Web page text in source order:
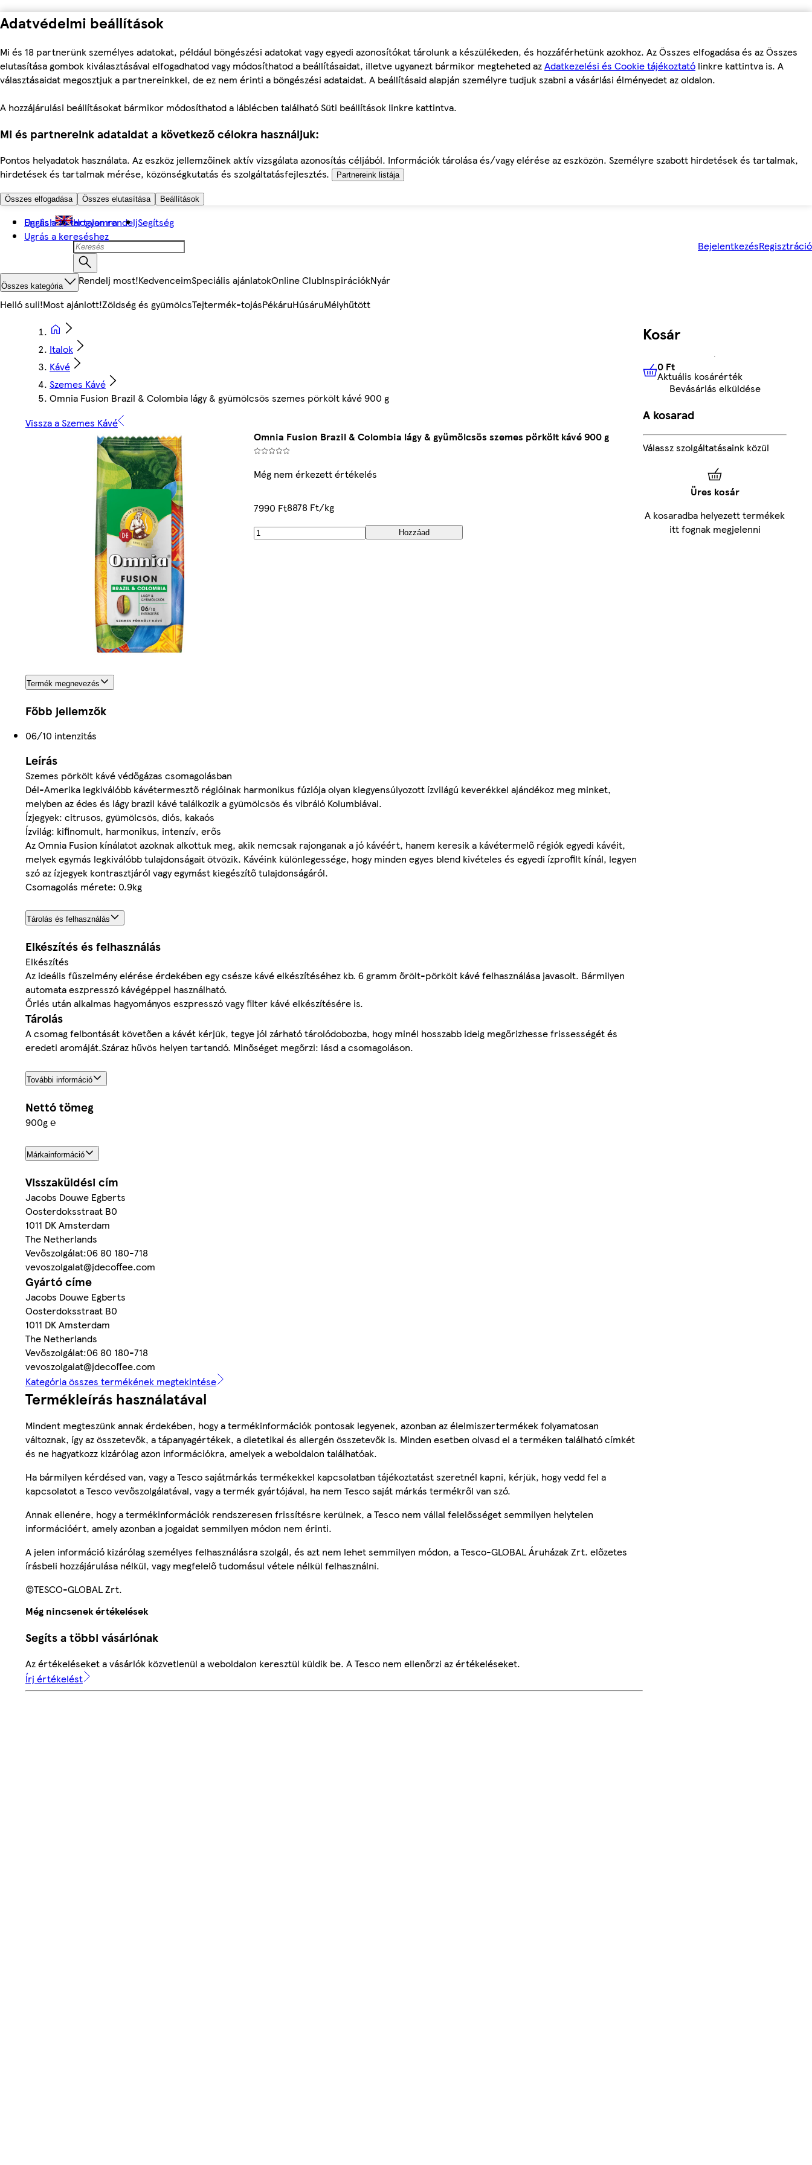
Adatvédelmi beállítások
Mi és 18 partnerünk személyes adatokat, például böngészési adatokat vagy egyedi azonosítókat tárolunk a készülékeden, és hozzáférhetünk azokhoz. Az Összes elfogadása és az Összes
elutasítása gombok kiválasztásával elfogadhatod vagy módosíthatod a beállításaidat, illetve ugyanezt bármikor megteheted azAdatkezelési és Cookie tájékoztató linkre kattintva is. A
választásaidat megosztjuk a partnereinkkel, de ez nem érinti a böngészési adataidat. A beállításaid alapján személyre tudjuk szabni a vásárlási élményedet az oldalon.
A hozzájárulási beállításokat bármikor módosíthatod a láblécben található Süti beállítások linkre kattintva.
Mi és partnereink adataidat a következő célokra használjuk:
Pontos helyadatok használata. Az eszköz jellemzőinek aktív vizsgálata azonosítás céljából. Információk tárolása és/vagy elérése az eszközön. Személyre szabott hirdetések és tartalmak,
hirdetések és tartalmak mérése, közönségkutatás és szolgáltatásfejlesztés.
Partnereink listája
Összes elfogadása Összes elutasítása Beállítások
Ugrás a fő tartalomra
Ugrás a kereséshez
English Hogyan rendeljSegítség
BejelentkezésRegisztráció
Összes kategória Rendelj most!KedvenceimSpeciális ajánlatokOnline ClubInspirációkNyár
Helló suli!Most ajánlott!Zöldség és gyümölcsTejtermék-tojásPékáruHúsáruMélyhűtött
Italok
Kávé
Szemes Kávé
Omnia Fusion Brazil & Colombia lágy & gyümölcsös szemes pörkölt kávé 900 g
Vissza a Szemes Kávé
Omnia Fusion Brazil & Colombia lágy & gyümölcsös szemes pörkölt kávé 900 g
Még nem érkezett értékelés
7990 Ft8878 Ft/kg
Hozzáad
Termék megnevezés
Főbb jellemzők
06/10 intenzitás
Leírás
Szemes pörkölt kávé védőgázas csomagolásban
Dél-Amerika legkiválóbb kávétermesztő régióinak harmonikus fúziója olyan kiegyensúlyozott ízvilágú keverékkel ajándékoz meg minket,
melyben az édes és lágy brazil kávé találkozik a gyümölcsös és vibráló Kolumbiával.
Ízjegyek: citrusos, gyümölcsös, diós, kakaós
Ízvilág: kifinomult, harmonikus, intenzív, erős
Az Omnia Fusion kínálatot azoknak alkottuk meg, akik nemcsak rajonganak a jó kávéért, hanem keresik a kávétermelő régiók egyedi kávéit,
melyek egymás legkiválóbb tulajdonságait ötvözik. Kávéink különlegessége, hogy minden egyes blend kivételes és egyedi ízprofilt kínál, legyen
szó az ízjegyek kontrasztjáról vagy egymást kiegészítő tulajdonságáról.
Csomagolás mérete: 0.9kg
Tárolás és felhasználás
Elkészítés és felhasználás
Elkészítés
Az ideális fűszelmény elérése érdekében egy csésze kávé elkészítéséhez kb. 6 gramm őrölt-pörkölt kávé felhasználása javasolt. Bármilyen
automata eszpresszó kávégéppel használható.
Őrlés után alkalmas hagyományos eszpresszó vagy filter kávé elkészítésére is.
Tárolás
A csomag felbontását követően a kávét kérjük, tegye jól zárható tárolódobozba, hogy minél hosszabb ideig megőrizhesse frissességét és
eredeti aromáját.Száraz hűvös helyen tartandó. Minőséget megőrzi: lásd a csomagoláson.
További információ
Nettó tömeg
900g ℮
Márkainformáció
Visszaküldési cím
Jacobs Douwe Egberts
Oosterdoksstraat B0
1011 DK Amsterdam
The Netherlands
Vevőszolgálat:06 80 180-718
vevoszolgalat@jdecoffee.com
Gyártó címe
Jacobs Douwe Egberts
Oosterdoksstraat B0
1011 DK Amsterdam
The Netherlands
Vevőszolgálat:06 80 180-718
vevoszolgalat@jdecoffee.com
Kategória összes termékének megtekintése
Termékleírás használatával
Mindent megteszünk annak érdekében, hogy a termékinformációk pontosak legyenek, azonban az élelmiszertermékek folyamatosan
változnak, így az összetevők, a tápanyagértékek, a dietetikai és allergén összetevők is. Minden esetben olvasd el a terméken található címkét
és ne hagyatkozz kizárólag azon információkra, amelyek a weboldalon találhatóak.
Ha bármilyen kérdésed van, vagy a Tesco sajátmárkás termékekkel kapcsolatban tájékoztatást szeretnél kapni, kérjük, hogy vedd fel a
kapcsolatot a Tesco vevőszolgálatával, vagy a termék gyártójával, ha nem Tesco saját márkás termékről van szó.
Annak ellenére, hogy a termékinformációk rendszeresen frissítésre kerülnek, a Tesco nem vállal felelősséget semmilyen helytelen
információért, amely azonban a jogaidat semmilyen módon nem érinti.
A jelen információ kizárólag személyes felhasználásra szolgál, és azt nem lehet semmilyen módon, a Tesco-GLOBAL Áruházak Zrt. előzetes
írásbeli hozzájárulása nélkül, vagy megfelelő tudomásul vétele nélkül felhasználni.
©TESCO-GLOBAL Zrt.
Még nincsenek értékelések
Segíts a többi vásárlónak
Az értékeléseket a vásárlók közvetlenül a weboldalon keresztül küldik be. A Tesco nem ellenőrzi az értékeléseket.
Írj értékelést
Kosár
0 FtAktuális kosárérték
0 Ft
Aktuális kosárérték
Bevásárlás elküldése
A kosarad
Válassz szolgáltatásaink közül
Üres kosár
A kosaradba helyezett termékek
itt fognak megjelenni